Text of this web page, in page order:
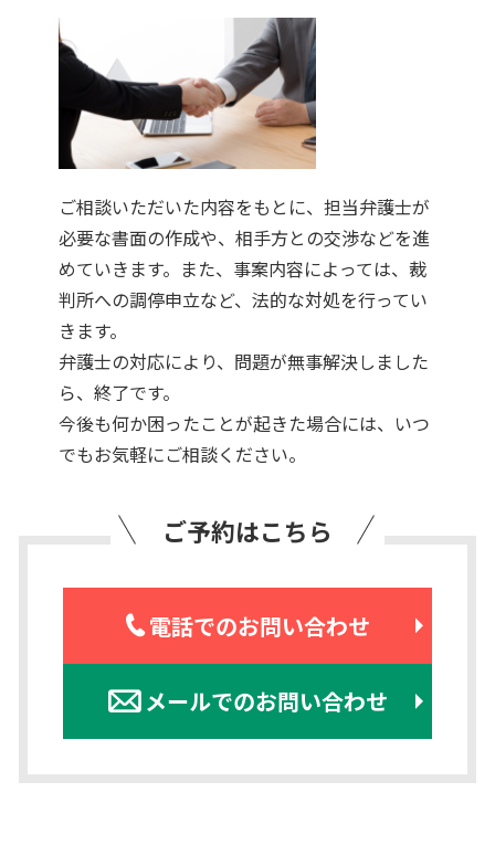
ご相談いただいた内容をもとに、担当弁護士が
必要な書面の作成や、相手方との交渉などを進
めていきます。また、事案内容によっては、裁
判所への調停申立など、法的な対処を行ってい
きます。
弁護士の対応により、問題が無事解決しました
ら、終了です。
今後も何か困ったことが起きた場合には、いつ
でもお気軽にご相談ください。
ご予約はこちら
電話でのお問い合わせ
メールでのお問い合わせ